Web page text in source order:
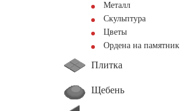
Металл
Скульптура
Цветы
Ордена на памятник
Плитка
Щебень